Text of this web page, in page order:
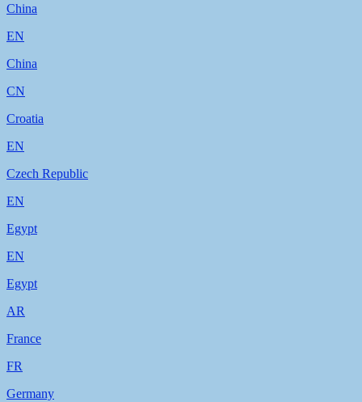
China
EN
China
CN
Croatia
EN
Czech Republic
EN
Egypt
EN
Egypt
AR
France
FR
Germany